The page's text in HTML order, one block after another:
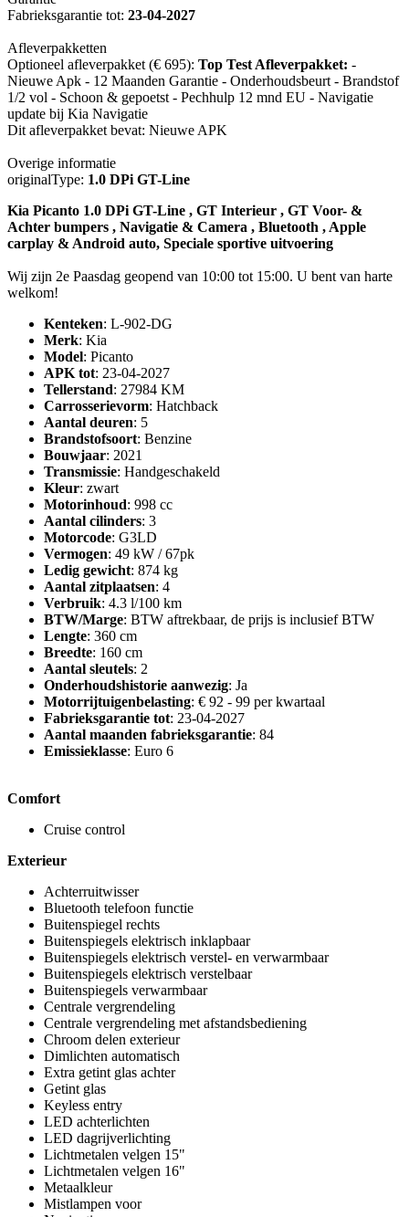
Fabrieksgarantie tot: 23-04-2027
Afleverpakketten
Optioneel afleverpakket (€ 695): Top Test Afleverpakket: -
Nieuwe Apk - 12 Maanden Garantie - Onderhoudsbeurt - Brandstof
1/2 vol - Schoon & gepoetst - Pechhulp 12 mnd EU - Navigatie
update bij Kia Navigatie
Dit afleverpakket bevat: Nieuwe APK
Overige informatie
originalType: 1.0 DPi GT-Line
Kia Picanto 1.0 DPi GT-Line , GT Interieur , GT Voor- &
Achter bumpers , Navigatie & Camera , Bluetooth , Apple
carplay & Android auto, Speciale sportive uitvoering
Wij zijn 2e Paasdag geopend van 10:00 tot 15:00. U bent van harte
welkom!
Kenteken: L-902-DG
Merk: Kia
Model: Picanto
APK tot: 23-04-2027
Tellerstand: 27984 KM
Carrosserievorm: Hatchback
Aantal deuren: 5
Brandstofsoort: Benzine
Bouwjaar: 2021
Transmissie: Handgeschakeld
Kleur: zwart
Motorinhoud: 998 cc
Aantal cilinders: 3
Motorcode: G3LD
Vermogen: 49 kW / 67pk
Ledig gewicht: 874 kg
Aantal zitplaatsen: 4
Verbruik: 4.3 l/100 km
BTW/Marge: BTW aftrekbaar, de prijs is inclusief BTW
Lengte: 360 cm
Breedte: 160 cm
Aantal sleutels: 2
Onderhoudshistorie aanwezig: Ja
Motorrijtuigenbelasting: € 92 - 99 per kwartaal
Fabrieksgarantie tot: 23-04-2027
Aantal maanden fabrieksgarantie: 84
Emissieklasse: Euro 6
Comfort
Cruise control
Exterieur
Achterruitwisser
Bluetooth telefoon functie
Buitenspiegel rechts
Buitenspiegels elektrisch inklapbaar
Buitenspiegels elektrisch verstel- en verwarmbaar
Buitenspiegels elektrisch verstelbaar
Buitenspiegels verwarmbaar
Centrale vergrendeling
Centrale vergrendeling met afstandsbediening
Chroom delen exterieur
Dimlichten automatisch
Extra getint glas achter
Getint glas
Keyless entry
LED achterlichten
LED dagrijverlichting
Lichtmetalen velgen 15"
Lichtmetalen velgen 16"
Metaalkleur
Mistlampen voor